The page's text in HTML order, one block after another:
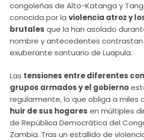
congoleñas de Alto-Katanga y
conocida por la violencia atroz y
brutales que la han asolado
nombre y antecedentes contrastan
exuberante santuario de Luapula.
Las tensiones entre diferentes
grupos armados y el gobierno
regularmente, lo que obliga a miles
huir de sus hogares en múltiples
de República Democrática del
Zambia. Tras un estallido de